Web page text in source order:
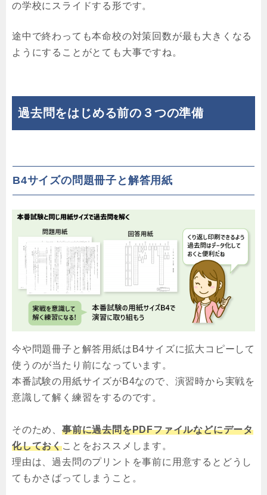
の学校にスライドする形です。
途中で終わっても本命校の対策回数が最も大きくなる
ようにすることがとても大事ですね。
過去問をはじめる前の３つの準備
B4サイズの問題冊子と解答用紙
今や問題冊子と解答用紙はB4サイズに拡大コピーして
使うのが当たり前になっています。
本番試験の用紙サイズがB4なので、演習時から実戦を
意識して解く練習をするのです。
そのため、 事前に過去問をPDFファイルなどにデータ
化しておくことをおススメします。
理由は、過去問のプリントを事前に用意するとどうし
てもかさばってしまうこと。